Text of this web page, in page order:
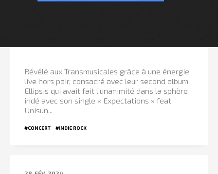
Révélé aux Transmusicales grâce à une énergie
live hors pair, consacré avec leur second album
Ellipsis qui avait fait l’unanimité dans la sphère
indé avec son single « Expectations » feat,
Unisun...
#CONCERT #INDIE ROCK